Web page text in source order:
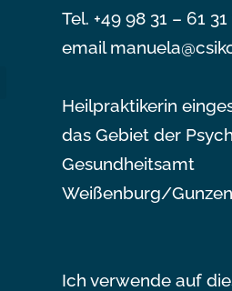
Tel. +49 98 31 – 61 31
email
Heilpraktikerin
das Gebiet der
Gesundheitsamt
Weißenburg/
Ich verwende auf